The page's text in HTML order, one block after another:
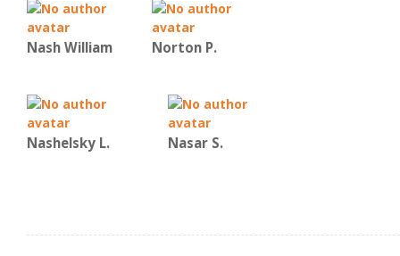
Nash William Norton P.
Nashelsky L. Nasar S.